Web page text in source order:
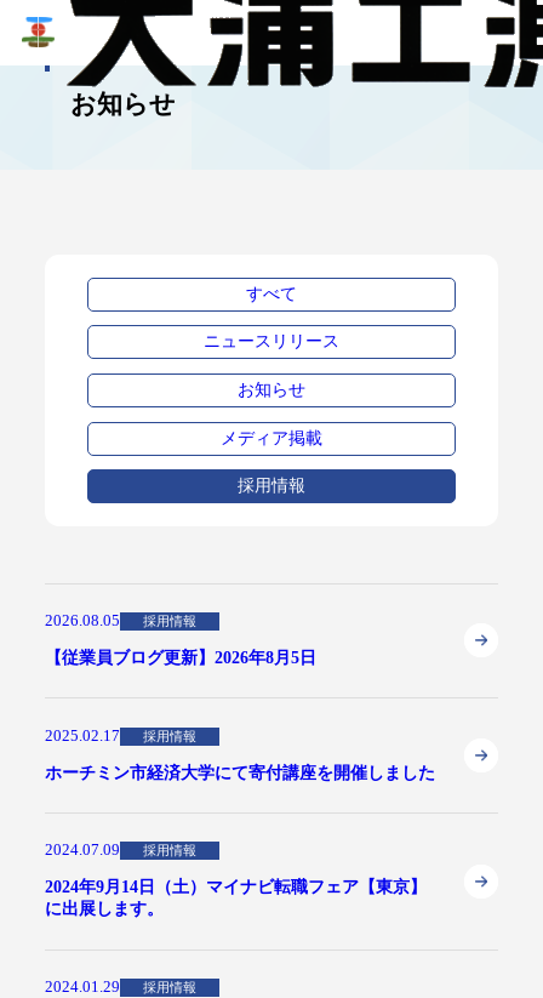
お知らせ
NEWS
すべて
ニュースリリース
お知らせ
メディア掲載
採用情報
2026.08.05 採用情報
【従業員ブログ更新】2026年8月5日
2025.02.17 採用情報
ホーチミン市経済大学にて寄付講座を開催しました
2024.07.09 採用情報
2024年9月14日（土）マイナビ転職フェア【東京】
に出展します。
2024.01.29 採用情報